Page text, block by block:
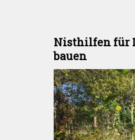
Nisthilfen für
bauen